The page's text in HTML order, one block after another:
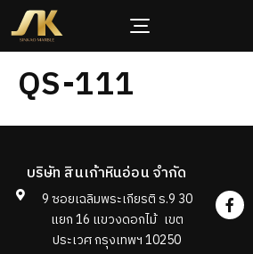
QS-111
บริษัท สินเก้าหินอ่อน จำกัด
9 ซอยเฉลิมพระเกียรติ ร.9 30
แยก 16 แขวงดอกไม้ เขต
ประเวศ กรุงเทพฯ 10250